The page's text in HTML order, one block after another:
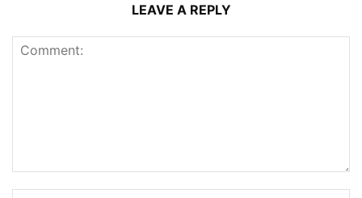
LEAVE A REPLY